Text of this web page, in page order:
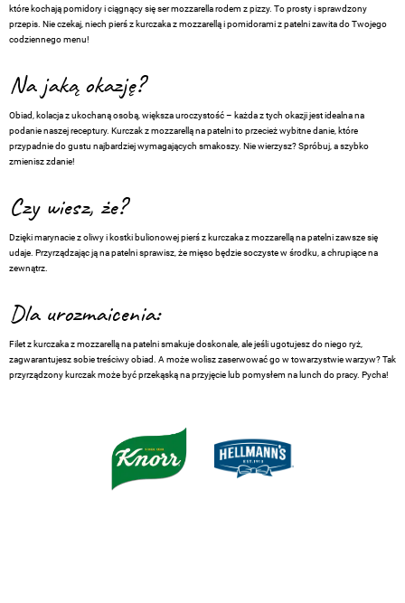
które kochają pomidory i ciągnący się ser mozzarella rodem z pizzy. To prosty i sprawdzony
przepis. Nie czekaj, niech pierś z kurczaka z mozzarellą i pomidorami z patelni zawita do Twojego
codziennego menu!
Na jaką okazję?
Obiad, kolacja z ukochaną osobą, większa uroczystość – każda z tych okazji jest idealna na
podanie naszej receptury. Kurczak z mozzarellą na patelni to przecież wybitne danie, które
przypadnie do gustu najbardziej wymagających smakoszy. Nie wierzysz? Spróbuj, a szybko
zmienisz zdanie!
Czy wiesz, że?
Dzięki marynacie z oliwy i kostki bulionowej pierś z kurczaka z mozzarellą na patelni zawsze się
udaje. Przyrządzając ją na patelni sprawisz, że mięso będzie soczyste w środku, a chrupiące na
zewnątrz.
Dla urozmaicenia:
Filet z kurczaka z mozzarellą na patelni smakuje doskonale, ale jeśli ugotujesz do niego ryż,
zagwarantujesz sobie treściwy obiad. A może wolisz zaserwować go w towarzystwie warzyw? Tak
przyrządzony kurczak może być przekąską na przyjęcie lub pomysłem na lunch do pracy. Pycha!